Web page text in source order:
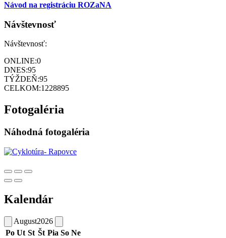
Návod na registráciu ROZaNA
Návštevnosť
Návštevnosť:
ONLINE:0
DNES:95
TÝŽDEŇ:95
CELKOM:1228895
Fotogaléria
Náhodná fotogaléria
Kalendár
August2026
Po Ut St Št Pia So Ne